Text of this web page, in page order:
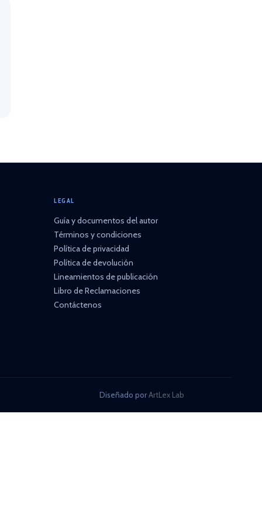
LEGAL
Guía y documentos del autor
Términos y condiciones
Política de privacidad
Política de devolución
Lineamientos de publicación
Libro de Reclamaciones
Contáctenos
Diseñado porArtLex Lab